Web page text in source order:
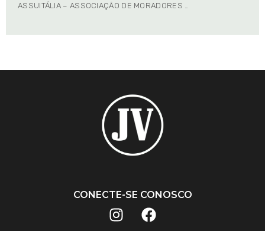
ASSUITÁLIA – ASSOCIAÇÃO DE MORADORES …
CONECTE-SE CONOSCO